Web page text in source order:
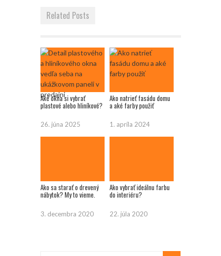
Related Posts
Aké okna si vybrať
plastové alebo hliníkové?
26. júna 2025
Ako natrieť fasádu domu
a aké farby použiť
1. apríla 2024
Ako sa starať o drevený
nábytok? My to vieme.
3. decembra 2020
Ako vybrať ideálnu farbu
do interiéru?
22. júla 2020